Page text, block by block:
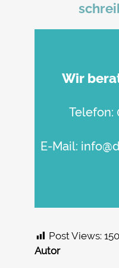
Wir
Telefon:
E-Mail:
Post Views: 150
Autor